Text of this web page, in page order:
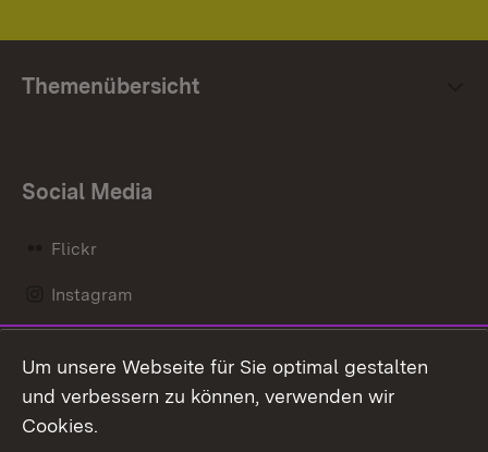
Themenübersicht
Social Media
Flickr
Instagram
Mastodon
Messenger
Um unsere Webseite für Sie optimal gestalten
und verbessern zu können, verwenden wir
Cookies.